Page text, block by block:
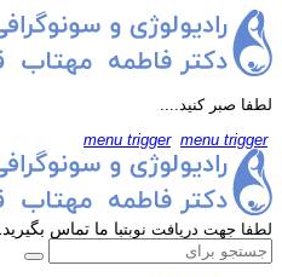
لطفا صبر کنید....
menu trigger menu trigger
لطفا جهت دریافت نوبتبا ما تماس بگیرید